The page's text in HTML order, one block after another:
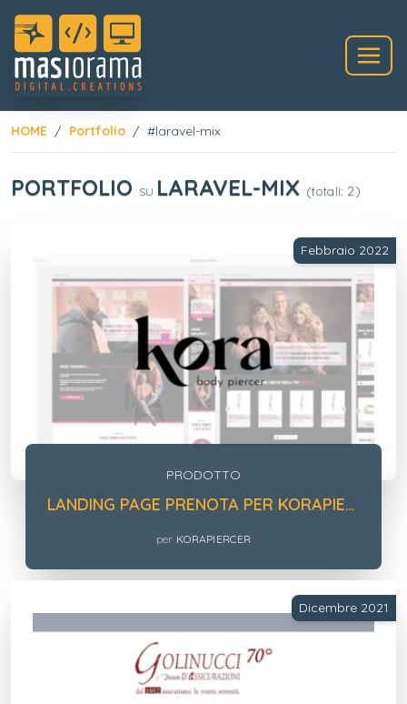
HOME Portfolio #laravel-mix
PORTFOLIO SU LARAVEL-MIX (totali: 2)
Febbraio 2022
PRODOTTO
LANDING PAGE PRENOTA PER KORAPIERCER
per KORAPIERCER
Dicembre 2021